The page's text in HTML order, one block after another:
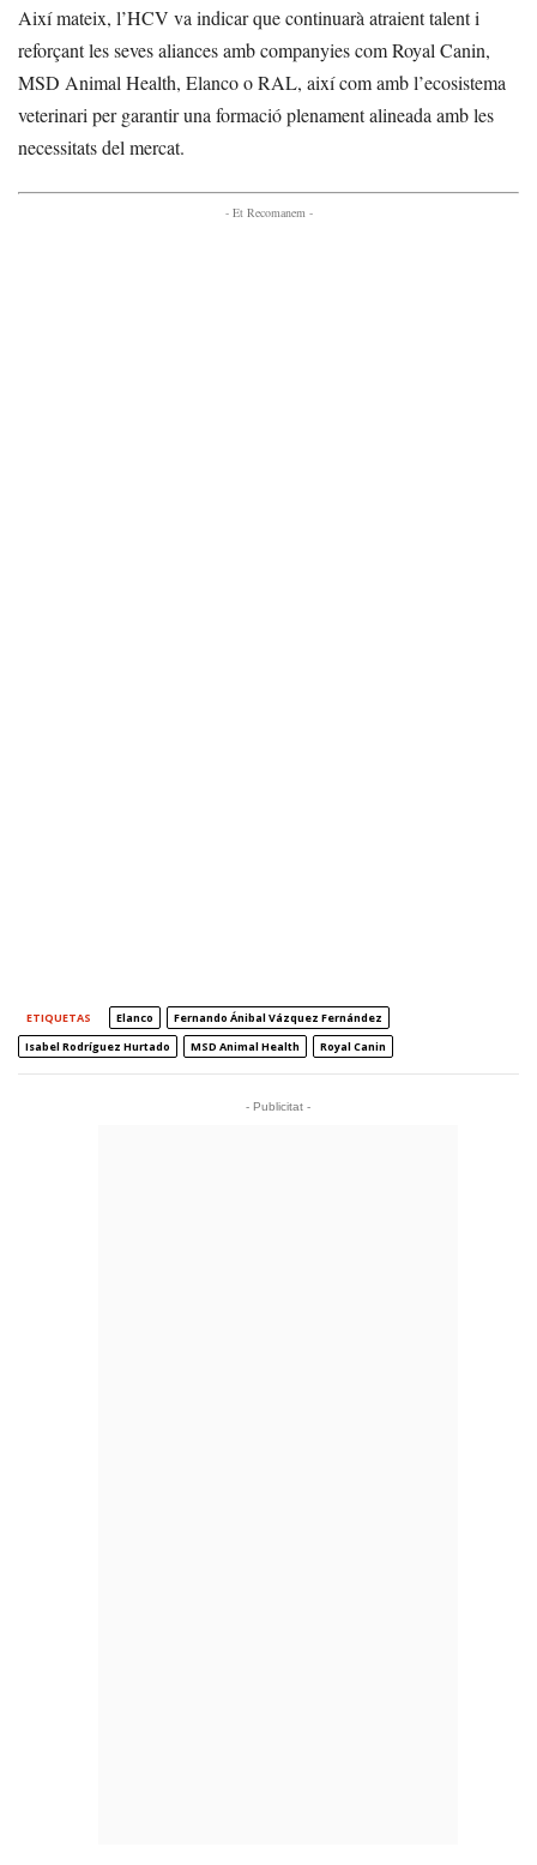
Així mateix, l’HCV va indicar que continuarà atraient talent i
reforçant les seves aliances amb companyies com Royal Canin,
MSD Animal Health, Elanco o RAL, així com amb l’ecosistema
veterinari per garantir una formació plenament alineada amb les
necessitats del mercat.
- Et Recomanem -
ETIQUETAS Elanco
Fernando Ánibal Vázquez Fernández
Isabel Rodríguez Hurtado
MSD Animal Health Royal Canin
- Publicitat -